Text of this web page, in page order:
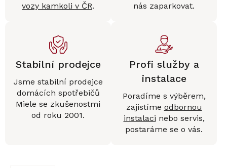
vozy kamkoli v ČR.
nás zaparkovat.
Stabilní prodejce
Jsme stabilní prodejce
domácích spotřebičů
Miele se zkušenostmi
od roku 2001.
Profi služby a
instalace
Poradíme s výběrem,
zajistíme odbornou
instalaci nebo servis,
postaráme se o vás.